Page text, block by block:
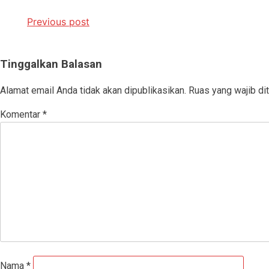
Navigasi
Previous post
Tinggalkan Balasan
Alamat email Anda tidak akan dipublikasikan. Ruas yang wajib
Komentar *
Nama *